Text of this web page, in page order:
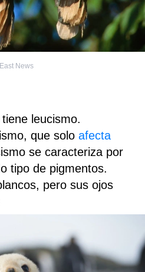
East News
leucismo.
que solo afecta
se caracteriza por
tipo de pigmentos.
pero sus ojos